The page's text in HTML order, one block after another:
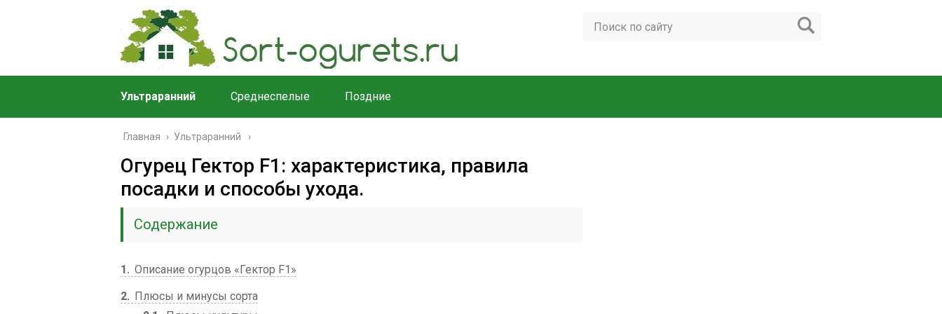
Ультраранний Среднеспелые Поздние
Главная › Ультраранний
Огурец Гектор F1: характеристика, правила
посадки и способы ухода.
Содержание
1
Описание огурцов «Гектор F1»
2
Плюсы и минусы сорта